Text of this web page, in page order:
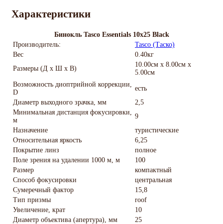
Характеристики
Бинокль Tasco Essentials 10x25 Black
Производитель:
Tasco (Таско)
Вес
0.40кг
Размеры (Д х Ш х В)
10.00см x 8.00см x
5.00см
Возможность диоптрийной коррекции,
D
есть
Диаметр выходного зрачка, мм
2,5
Минимальная дистанция фокусировки,
м
9
Назначение
туристические
Относительная яркость
6,25
Покрытие линз
полное
Поле зрения на удалении 1000 м, м
100
Размер
компактный
Способ фокусировки
центральная
Сумеречный фактор
15,8
Тип призмы
roof
Увеличение, крат
10
Диаметр объектива (апертура), мм
25